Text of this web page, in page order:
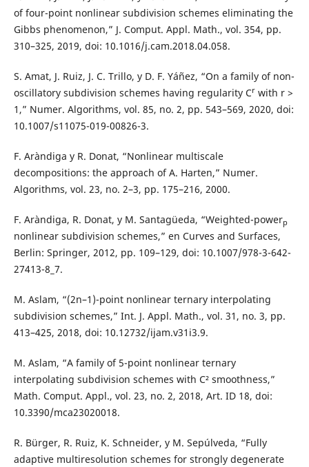
of four-point nonlinear subdivision schemes eliminating the
Gibbs phenomenon,” J. Comput. Appl. Math., vol. 354, pp.
310–325, 2019, doi: 10.1016/j.cam.2018.04.058.
S. Amat, J. Ruiz, J. C. Trillo, y D. F. Yáñez, “On a family of non-
oscillatory subdivision schemes having regularity Crwith r >
1,” Numer. Algorithms, vol. 85, no. 2, pp. 543–569, 2020, doi:
10.1007/s11075-019-00826-3.
F. Aràndiga y R. Donat, “Nonlinear multiscale
decompositions: the approach of A. Harten,” Numer.
Algorithms, vol. 23, no. 2–3, pp. 175–216, 2000.
F. Aràndiga, R. Donat, y M. Santagüeda, “Weighted-powerp
nonlinear subdivision schemes,” en Curves and Surfaces,
Berlin: Springer, 2012, pp. 109–129, doi: 10.1007/978-3-642-
27413-8_7.
M. Aslam, “(2n–1)-point nonlinear ternary interpolating
subdivision schemes,” Int. J. Appl. Math., vol. 31, no. 3, pp.
413–425, 2018, doi: 10.12732/ijam.v31i3.9.
M. Aslam, “A family of 5-point nonlinear ternary
interpolating subdivision schemes with C² smoothness,”
Math. Comput. Appl., vol. 23, no. 2, 2018, Art. ID 18, doi:
10.3390/mca23020018.
R. Bürger, R. Ruiz, K. Schneider, y M. Sepúlveda, “Fully
adaptive multiresolution schemes for strongly degenerate